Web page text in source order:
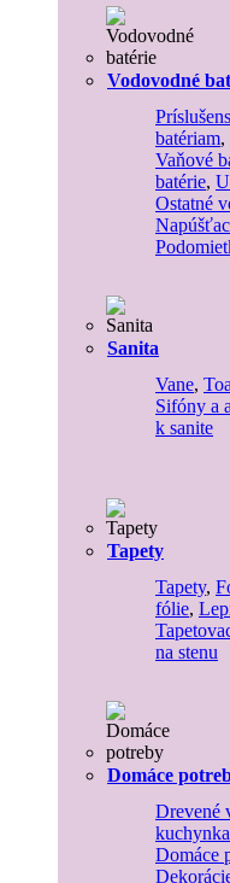
Vodovodné
batériam,
Vaňové
batérie,
Ostatné
Sanita
Vane,
Sifóny a
k sanite
Tapety
Tapety,
fólie,
na stenu
Domáce
Drevené
kuchynka
Domáce